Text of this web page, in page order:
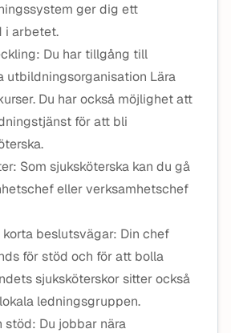
ger dig ett
i arbetet.
Du har tillgång till
utbildningsorganisation Lära
Du har också möjlighet att
för att bli
Som sjuksköterska kan du gå
eller verksamhetschef
beslutsvägar: Din chef
för stöd och för att bolla
sjuksköterskor sitter också
ledningsgruppen.
stöd: Du jobbar nära